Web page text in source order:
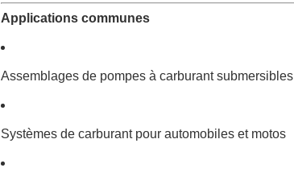
Applications communes
Assemblages de pompes à carburant submersibles
Systèmes de carburant pour automobiles et motos